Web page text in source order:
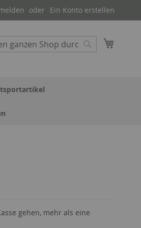
Ein Konto erstellen
gehen, mehr als eine